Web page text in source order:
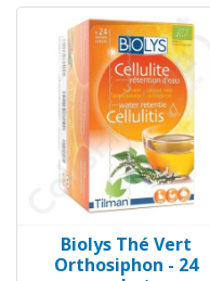
Biolys Thé Vert
Orthosiphon - 24